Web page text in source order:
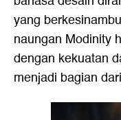
yang
naungan Modinity
dengan kekuatan
menjadi bagian